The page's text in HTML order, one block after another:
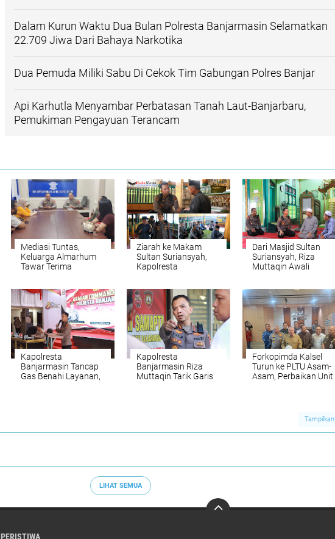
Dalam Kurun Waktu Dua Bulan Polresta Banjarmasin Selamatkan
22.709 Jiwa Dari Bahaya Narkotika
Dua Pemuda Miliki Sabu Di Cekok Tim Gabungan Polres Banjar
Api Karhutla Menyambar Perbatasan Tanah Laut-Banjarbaru,
Pemukiman Pengayuan Terancam
Mediasi Tuntas,
Keluarga Almarhum
Tawar Terima
Ziarah ke Makam
Sultan Suriansyah,
Kapolresta
Raja Pertama Banjar
Dari Masjid Sultan
Suriansyah, Riza
Muttaqin Awali
Doa
Kapolresta
Banjarmasin Tancap
Gas Benahi Layanan,
Kapolresta
Banjarmasin Riza
Muttaqin Tarik Garis
Forkopimda Kalsel
Turun ke PLTU Asam-
Asam, Perbaikan Unit
Tampilkan
LIHAT SEMUA
PERISTIWA